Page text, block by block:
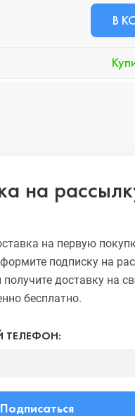
В
на
на первую
подписку на
доставку на
бесплатно.
ТЕЛЕФОН:
Подписаться